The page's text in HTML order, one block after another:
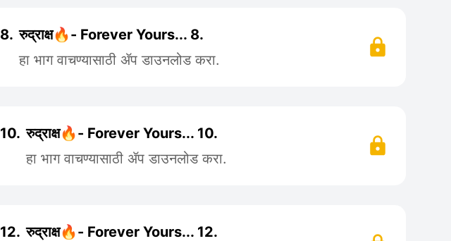
8. रुद्राक्ष🔥- Forever Yours... 8.
हा भाग वाचण्यासाठी ॲप डाउनलोड करा.
10. रुद्राक्ष🔥- Forever Yours... 10.
हा भाग वाचण्यासाठी ॲप डाउनलोड करा.
12. रुद्राक्ष🔥- Forever Yours... 12.